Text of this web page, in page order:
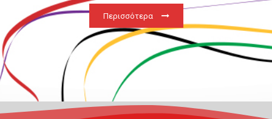
Περισσότερα